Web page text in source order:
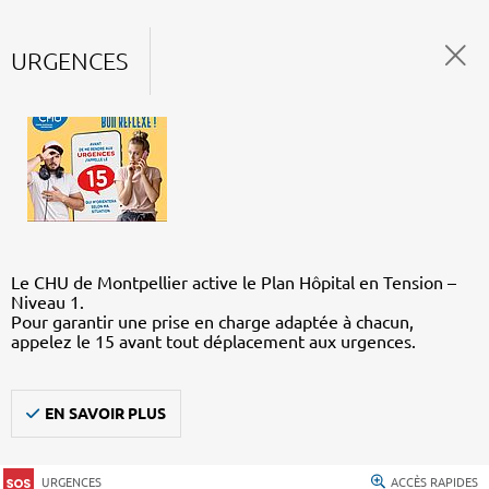
URGENCES
Le CHU de Montpellier active le Plan Hôpital en Tension –
Niveau 1.
Pour garantir une prise en charge adaptée à chacun,
appelez le 15 avant tout déplacement aux urgences.
EN SAVOIR PLUS
URGENCES ACCÈS RAPIDES